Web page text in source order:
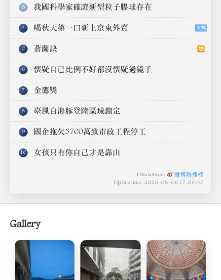
3 我國科學家確證新型粒子膠球存在
4 喝秋天第一口新上京東外賣
5 蒼蘭訣
6 懷疑自己比例不好都沒懷疑過鏡子
7 金鷹獎
8 臺風白海豚登陸區域鎖定
9 國企拖欠3700萬致市政工程停工
10 女孩只有你自己才是靠山
Data source:
微博熱搜榜
Update time: 2026-08-06 17:06:43
Gallery